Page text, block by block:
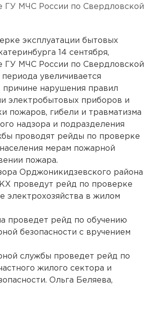
ГУ МЧС России по Свердловской
эксплуатации бытовых
14 сентября,
ГУ МЧС России по Свердловской
увеличивается
нарушения правил
электробытовых приборов и
пожаров, гибели и травматизма
надзора и подразделения
проводят рейды по проверке
мерам пожарной
пожара.
Орджоникидзевского района
проведут рейд по проверке
электрохозяйства в жилом
проведет рейд по обучению
безопасности с вручением
службы проведет рейд по
жилого сектора и
Ольга Беляева,